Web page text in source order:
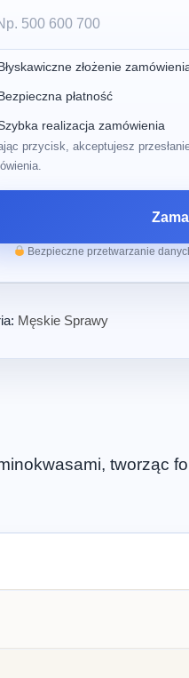
złożenie
płatność
realizacja zamówienia
przycisk, akceptujesz
Bezpieczne przetwarzanie
Męskie Sprawy
tworząc